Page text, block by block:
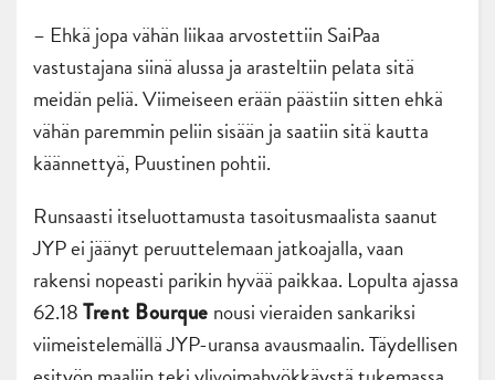
– Ehkä jopa vähän liikaa arvostettiin SaiPaa
vastustajana siinä alussa ja arasteltiin pelata sitä
meidän peliä. Viimeiseen erään päästiin sitten ehkä
vähän paremmin peliin sisään ja saatiin sitä kautta
käännettyä, Puustinen pohtii.
Runsaasti itseluottamusta tasoitusmaalista saanut
JYP ei jäänyt peruuttelemaan jatkoajalla, vaan
rakensi nopeasti parikin hyvää paikkaa. Lopulta ajassa
62.18Trent Bourque nousi vieraiden sankariksi
viimeistelemällä JYP-uransa avausmaalin. Täydellisen